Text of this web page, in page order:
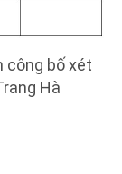
công bố xét
Hà